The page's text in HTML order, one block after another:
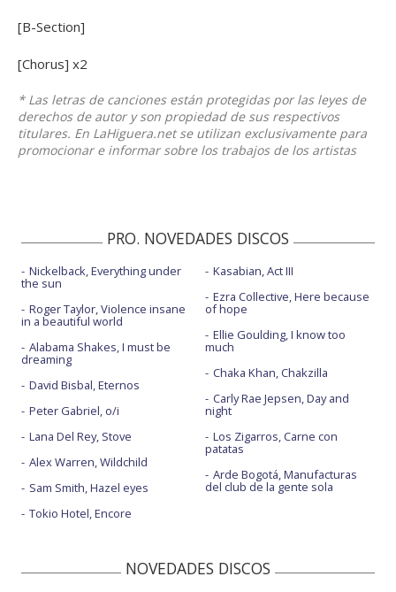
[B-Section]
[Chorus] x2
* Las letras de canciones están protegidas por las leyes de
derechos de autor y son propiedad de sus respectivos
titulares. En LaHiguera.net se utilizan exclusivamente para
promocionar e informar sobre los trabajos de los artistas
PRO. NOVEDADES DISCOS
Nickelback, Everything under
the sun
Roger Taylor, Violence insane
in a beautiful world
Alabama Shakes, I must be
dreaming
David Bisbal, Eternos
Peter Gabriel, o/i
Lana Del Rey, Stove
Alex Warren, Wildchild
Sam Smith, Hazel eyes
Tokio Hotel, Encore
Kasabian, Act III
Ezra Collective, Here because
of hope
Ellie Goulding, I know too
much
Chaka Khan, Chakzilla
Carly Rae Jepsen, Day and
night
Los Zigarros, Carne con
patatas
Arde Bogotá, Manufacturas
del club de la gente sola
NOVEDADES DISCOS